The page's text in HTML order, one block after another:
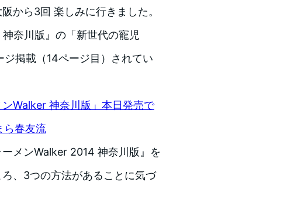
から3回 楽しみに行きました。
奈川版』の「新世代の寵児
ジ掲載（14ページ目）されてい
Walker 神奈川版」本日発売で
ら春友流
メンWalker 2014 神奈川版』を
、3つの方法があることに気づ